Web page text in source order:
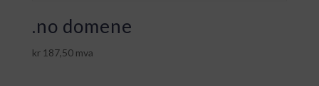
.no domene
kr187,50 mva